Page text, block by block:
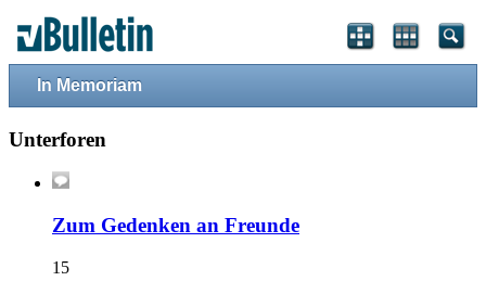
In Memoriam
Unterforen
Zum Gedenken an Freunde
15